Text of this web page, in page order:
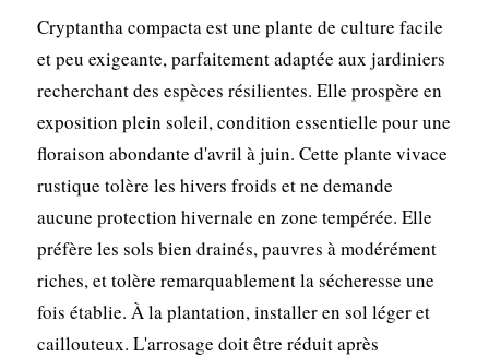
Cryptantha compacta est une plante de culture facile
et peu exigeante, parfaitement adaptée aux jardiniers
recherchant des espèces résilientes. Elle prospère en
exposition plein soleil, condition essentielle pour une
floraison abondante d'avril à juin. Cette plante vivace
rustique tolère les hivers froids et ne demande
aucune protection hivernale en zone tempérée. Elle
préfère les sols bien drainés, pauvres à modérément
riches, et tolère remarquablement la sécheresse une
fois établie. À la plantation, installer en sol léger et
caillouteux. L'arrosage doit être réduit après